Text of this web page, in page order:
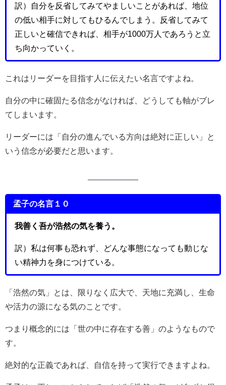
訳）自分を反省してみてやましいことがあれば、地位
の低い相手に対してもひるんでしまう。反省してみて
正しいと確信できれば、相手が1000万人であろうと立
ち向かっていく。
これはリーダーを目指す人に伝えたい名言ですよね。
自分の中に確固たる信念がなければ、どうしても軸がブレ
てしまいます。
リーダーには「自分の進んでいる方向は絶対に正しい」と
いう信念が必要だと思います。
孟子の名言１０
我善く吾が浩然の気を養う。
訳）私は何事も恐れず、どんな事態になっても動じな
い精神力を身につけている。
「浩然の気」とは、限りなく広大で、天地に充満し、生命
や活力の源になる気のことです。
つまり概念的には「世の中に存在する善」のようなもので
す。
絶対的な正義であれば、自信を持って実行できますよね。